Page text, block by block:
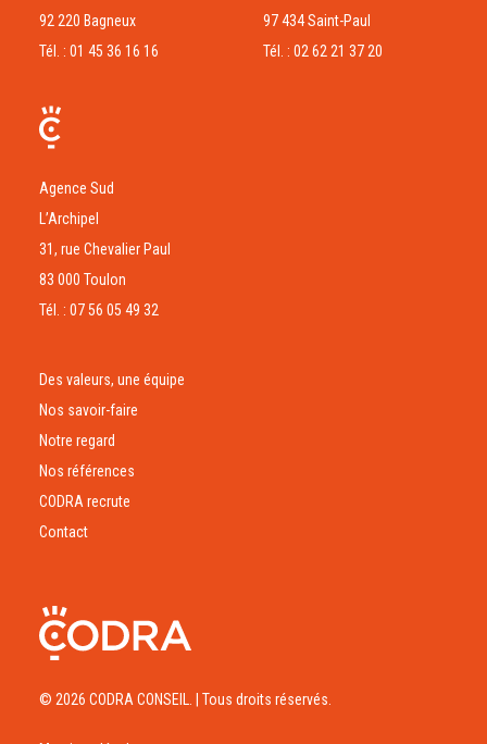
92 220 Bagneux
Tél. : 01 45 36 16 16
97 434 Saint-Paul
Tél. : 02 62 21 37 20
Agence Sud
L’Archipel
31, rue Chevalier Paul
83 000 Toulon
Tél. : 07 56 05 49 32
Des valeurs, une équipe
Nos savoir-faire
Notre regard
Nos références
CODRA recrute
Contact
© 2026 CODRA CONSEIL. | Tous droits réservés.